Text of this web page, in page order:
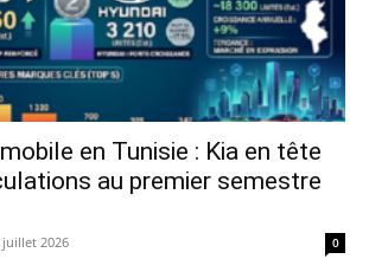
en Tunisie : Kia en tête
au premier semestre
juillet 2026 0